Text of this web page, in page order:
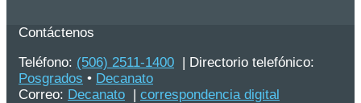
Contáctenos
Teléfono: (506) 2511-1400 | Directorio telefónico:
Posgrados • Decanato
Correo: Decanato | correspondencia digital